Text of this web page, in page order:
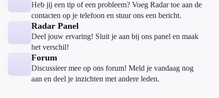
Heb jij een tip of een probleem? Voeg Radar toe aan de
contacten op je telefoon en stuur ons een bericht.
Radar Panel
Deel jouw ervaring! Sluit je aan bij ons panel en maak
het verschil!
Forum
Discussieer mee op ons forum! Meld je vandaag nog
aan en deel je inzichten met andere leden.